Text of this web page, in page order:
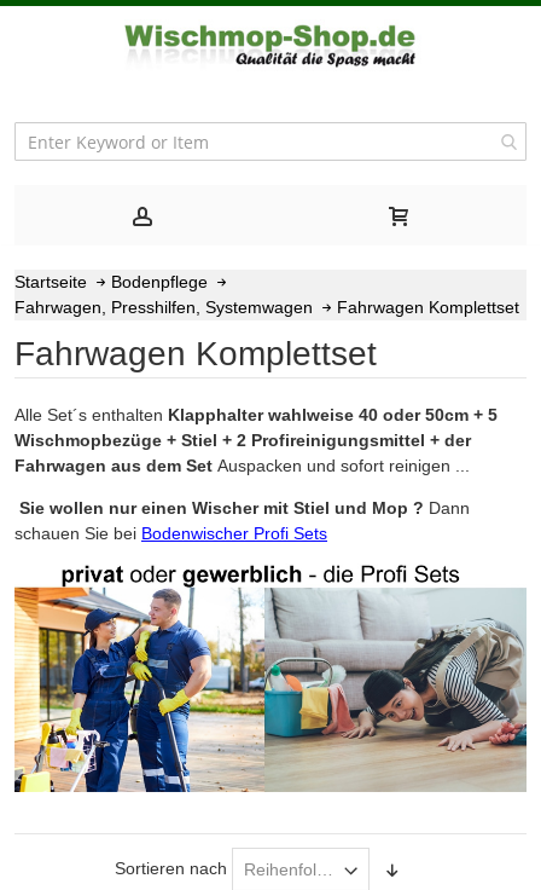
Startseite
Bodenpflege
Fahrwagen, Presshilfen, Systemwagen
Fahrwagen Komplettset
Fahrwagen Komplettset
Alle Set´s enthalten Klapphalter wahlweise 40 oder 50cm + 5
Wischmopbezüge + Stiel + 2 Profireinigungsmittel + der
Fahrwagen aus dem Set Auspacken und sofort reinigen ...
Sie wollen nur einen Wischer mit Stiel und Mop ? Dann
schauen Sie bei Bodenwischer Profi Sets
Sortieren nach